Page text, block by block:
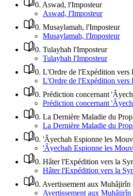
0. Aswad, l'Imposteur
Aswad, l'Imposteur
0. Musaylamah, l'Imposteur
Musaylamah, l'Imposteur
0. Tulayhah l'Imposteur
Tulayhah l'Imposteur
0. L'Ordre de l'Expédition vers
L'Ordre de l'Expédition vers
0. Prédiction concernant
Prédiction concernant
0. La Dernière Maladie du
La Dernière Maladie du
0. 'Âyechah Espionne les
'Âyechah Espionne les
0. Hâter l'Expédition vers la
Hâter l'Expédition vers la
0. Avertissement aux Muhâjirîn
Avertissement aux Muhâjirîn